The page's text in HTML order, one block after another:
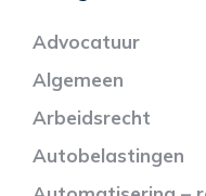
Advocatuur
Algemeen
Arbeidsrecht
Autobelastingen